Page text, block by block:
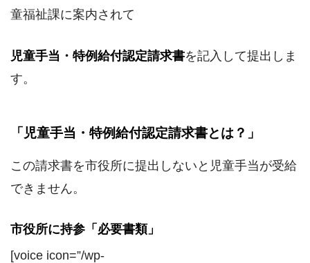
童福祉課に案内されて
児童手当・特例給付認定請求書を記入して提出しま
す。
「児童手当・特例給付認定請求書とは？」
この請求書を市役所に提出しないと児童手当が受給
できません。
市役所に持参「必要書類」
[voice icon=”/wp-